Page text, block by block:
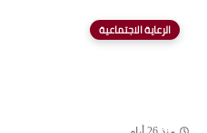
الرعاية الاجتماعية